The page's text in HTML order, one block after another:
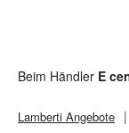
Beim Händler E
Lamberti Angebote